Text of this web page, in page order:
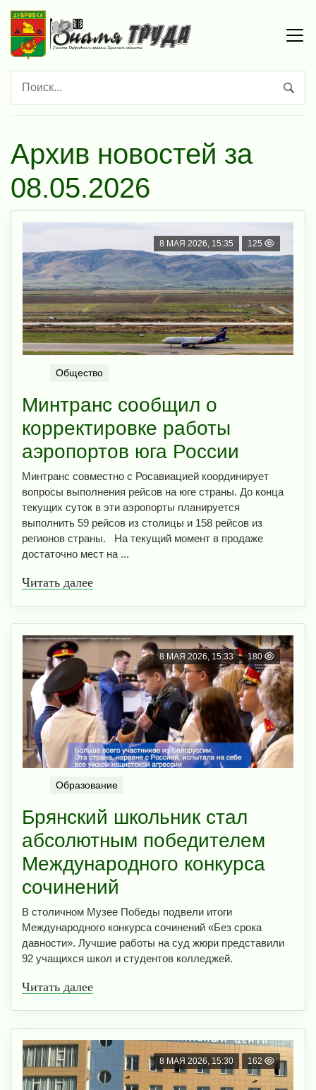
Архив новостей за
08.05.2026
8 МАЯ 2026, 15:35 125
Общество
Минтранс сообщил о
корректировке работы
аэропортов юга России
Минтранс совместно с Росавиацией координирует
вопросы выполнения рейсов на юге страны. До конца
текущих суток в эти аэропорты планируется
выполнить 59 рейсов из столицы и 158 рейсов из
регионов страны. На текущий момент в продаже
достаточно мест на ...
Читать далее
8 МАЯ 2026, 15:33 180
Образование
Брянский школьник стал
абсолютным победителем
Международного конкурса
сочинений
В столичном Музее Победы подвели итоги
Международного конкурса сочинений «Без срока
давности». Лучшие работы на суд жюри представили
92 учащихся школ и студентов колледжей.
Читать далее
8 МАЯ 2026, 15:30 162